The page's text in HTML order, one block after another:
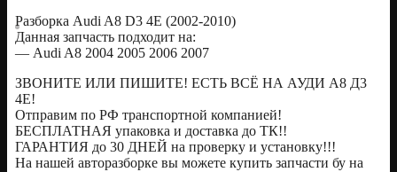
Разборка Audi A8 D3 4E (2002-2010)
Данная запчасть подходит на:
— Audi A8 2004 2005 2006 2007
ЗВОНИТЕ ИЛИ ПИШИТЕ! ЕСТЬ ВСЁ НА АУДИ А8 Д3
4Е!
Отправим по РФ транспортной компанией!
БЕСПЛАТНАЯ упаковка и доставка до ТК!!
ГАРАНТИЯ до 30 ДНЕЙ на проверку и установку!!!
На нашей авторазборке вы можете купить запчасти бу на